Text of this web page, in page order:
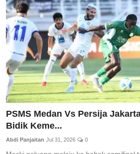
PSMS Medan Vs Persija
Bidik Keme...
Abdi Panjaitan Jul 31, 2026 0